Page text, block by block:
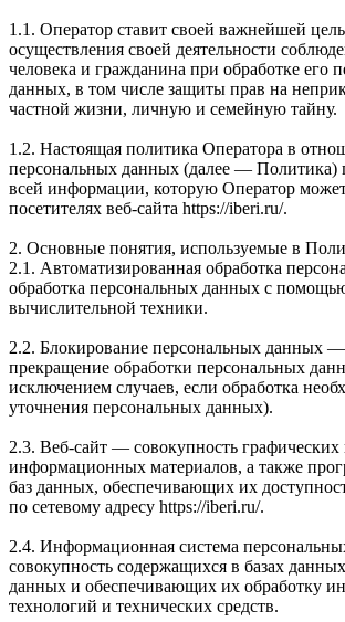
1.1. Оператор ставит своей важнейшей
осуществления своей деятельности
человека и гражданина при обработке его
данных, в том числе защиты прав на
частной жизни, личную и семейную тайну.
1.2. Настоящая политика Оператора в
персональных данных (далее — Политика)
всей информации, которую Оператор
посетителях веб-сайта https://iberi.ru/.
2. Основные понятия, используемые в
2.1. Автоматизированная обработка
обработка персональных данных с
вычислительной техники.
2.2. Блокирование персональных данных
прекращение обработки персональных
исключением случаев, если обработка
уточнения персональных данных).
2.3. Веб-сайт — совокупность графических
информационных материалов, а также
баз данных, обеспечивающих их
по сетевому адресу https://iberi.ru/.
2.4. Информационная система
совокупность содержащихся в базах
данных и обеспечивающих их обработку
технологий и технических средств.